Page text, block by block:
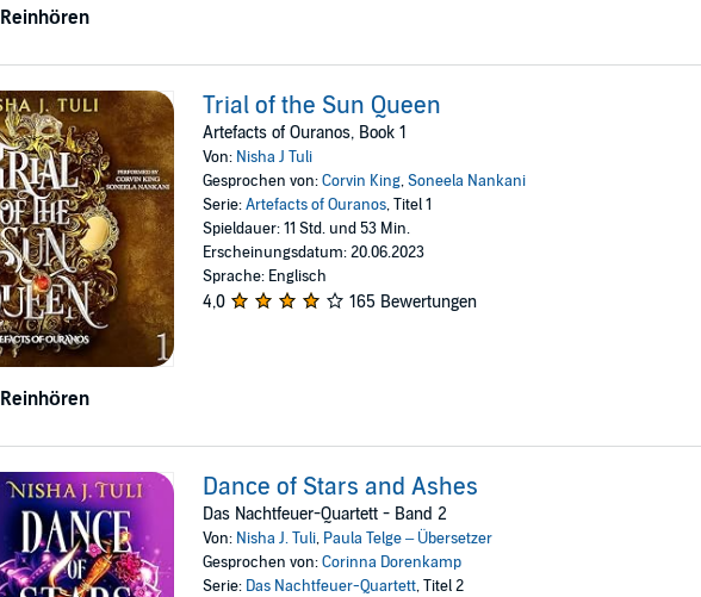
Reinhören
Reinhören
Trial of the Sun Queen
Artefacts of Ouranos, Book 1
Von: Nisha J Tuli
Gesprochen von:Corvin King,Soneela Nankani
Serie:Artefacts of Ouranos, Titel 1
Spieldauer: 11 Std. und 53 Min.
Erscheinungsdatum: 20.06.2023
Sprache: Englisch
4,0 165 Bewertungen
Dance of Stars and Ashes
Das Nachtfeuer-Quartett - Band 2
Von: Nisha J. Tuli, Paula Telge – Übersetzer
Gesprochen von:Corinna Dorenkamp
Serie: Das Nachtfeuer-Quartett, Titel 2